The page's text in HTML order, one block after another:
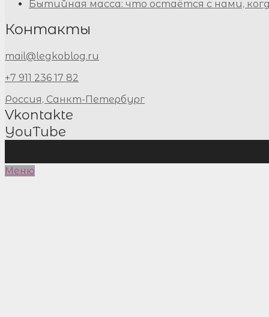
Бытийная масса: что остаётся с нами,
Контакты
mail@legkoblog.ru
+7 911 236 17 82
Россия, Санкт-Петербург
Vkontakte
YouTube
Меню